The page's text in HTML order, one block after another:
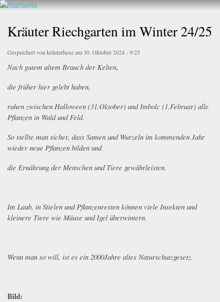
Direkt
Inhalt
Walderlebnis
e.V.
Kräuter Riechgarten im Winter 24/25
Gespeichert von kräuterhexeam 30. Oktober 2024 - 9:25
Nach gutem altem Brauch der Kelten,
die früher hier gelebt haben,
ruhen zwischen Halloween (31.Oktober) und Imbolc (1.Februar) alle
Pflanzen in Wald und Feld.
So stellte man sicher, dass Samen und Wurzeln im kommenden Jahr
wieder neue Pflanzen bilden und
die Ernährung der Menschen und Tiere gewährleisten.
Im Laub, in Stielen und Pflanzenresten können viele Insekten und
kleinere Tiere wie Mäuse und Igel überwintern.
Wenn man so will, ist es ein 2000Jahre altes Naturschutzgesetz.
Bild: